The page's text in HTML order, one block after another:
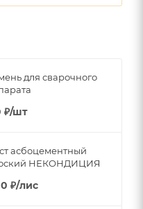
для сварочного
₽/шт
асбоцементный
НЕКОНДИЦИЯ
₽/лис